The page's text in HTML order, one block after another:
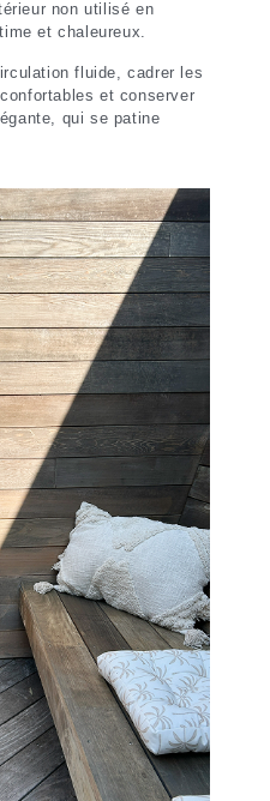
non utilisé en
et chaleureux.
fluide, cadrer les
et conserver
qui se patine